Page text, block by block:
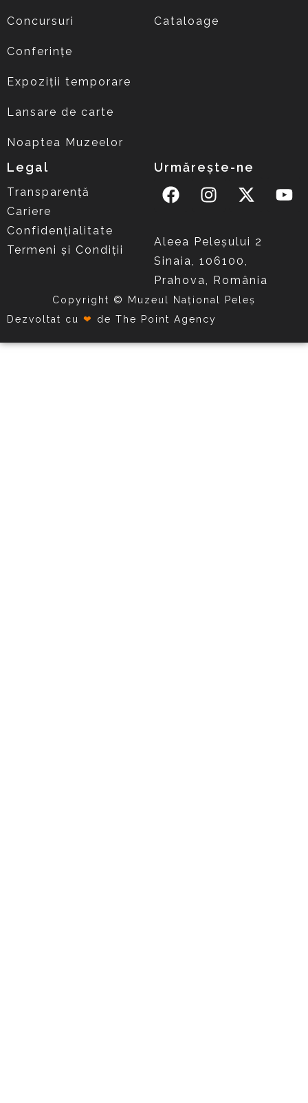
Concursuri
Conferințe
Expoziții temporare
Lansare de carte
Noaptea Muzeelor
Cataloage
Legal
Transparență
Cariere
Confidențialitate
Termeni și Condiții
Urmărește-ne
Aleea Peleşului 2
Sinaia, 106100,
Prahova, România
Copyright © Muzeul Național Peleș
Dezvoltat cu ❤ de The Point Agency